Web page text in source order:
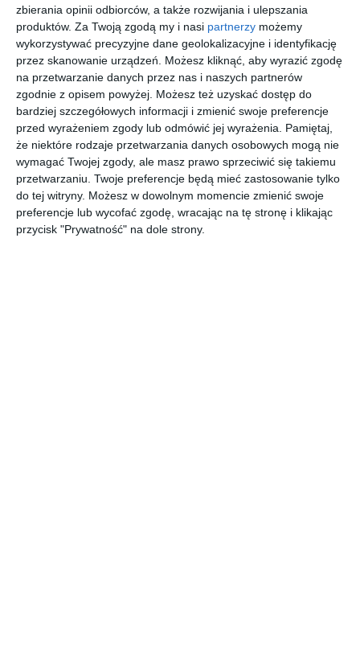
zbierania opinii odbiorców, a także rozwijania i ulepszania
produktów. Za Twoją zgodą my i nasi partnerzy możemy
wykorzystywać precyzyjne dane geolokalizacyjne i identyfikację
przez skanowanie urządzeń. Możesz kliknąć, aby wyrazić zgodę
na przetwarzanie danych przez nas i naszych partnerów
zgodnie z opisem powyżej. Możesz też uzyskać dostęp do
bardziej szczegółowych informacji i zmienić swoje preferencje
przed wyrażeniem zgody lub odmówić jej wyrażenia.
Pamiętaj,
że niektóre rodzaje przetwarzania danych osobowych mogą nie
wymagać Twojej zgody, ale masz prawo sprzeciwić się takiemu
przetwarzaniu. Twoje preferencje będą mieć zastosowanie tylko
do tej witryny. Możesz w dowolnym momencie zmienić swoje
preferencje lub wycofać zgodę, wracając na tę stronę i klikając
przycisk "Prywatność" na dole strony.
7 sierpnia 2026
Boeing
Boeing
21 sierpnia 2026
KRIVE
22 października 202
6
Pola
Chobot &
Adam
Baran
7 listopada 2026
Antek
Smykiewi
więcej biletów
Kolejne odkrycia: dom pod Płońskiem i
Ursynów
Policjanci przeszukali również dom 55-latka pod Płońskiem.
Znaleźli tam 41 kilogramów białej substancji, najprawdopodobniej
mefedronu we wczesnym stadium produkcji. Zabezpieczono